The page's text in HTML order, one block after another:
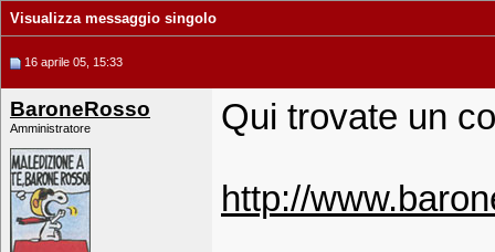
Visualizza messaggio singolo
16 aprile 05, 15:33
BaroneRosso
Amministratore Qui trovate un
http://